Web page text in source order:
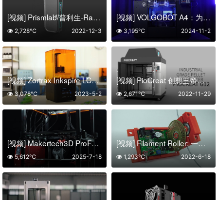
[视频] Prismlab/普利生-Rapid-400 系列 3D 打印机
2022-12-3
2,728℃
[视频] VOLGOBOT A4：为车间和设计办公室设计的高性能专业级3D打印机
2024-11-2
3,195℃
[视频] Zortrax Inkspire LCD光固化3D打印机 为速度和打印精度而生
2023-5-2
3,078℃
[视频] PioCreat 创想三帝工业级颗粒3D打印机G12
2022-11-29
2,671℃
[视频] Makertech3D ProForge 5：五独立挤出头高速3D打印机
2025-7-18
5,612℃
[视频] Filament Roller: 一体化红外传感器和报警器
2022-6-18
1,293℃